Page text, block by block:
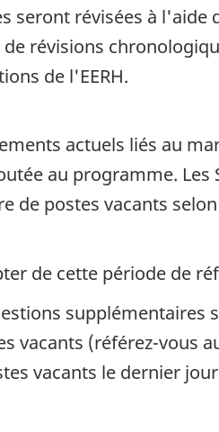
seront révisées à l'aide
révisions
de l'EERH.
actuels liés au
au programme. Les
de postes vacants
de cette période de
supplémentaires
vacants (référez-vous
vacants le dernier